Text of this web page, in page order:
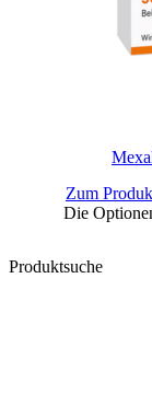
Zum
Die
Produktsuche